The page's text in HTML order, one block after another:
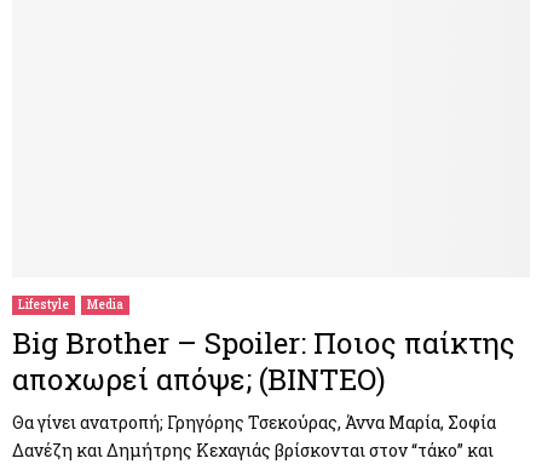
Lifestyle Media
Big Brother – Spoiler: Ποιος παίκτης
αποχωρεί απόψε; (ΒΙΝΤΕΟ)
Θα γίνει ανατροπή; Γρηγόρης Τσεκούρας, Άννα Μαρία, Σοφία
Δανέζη και Δημήτρης Κεχαγιάς βρίσκονται στον “τάκο” και